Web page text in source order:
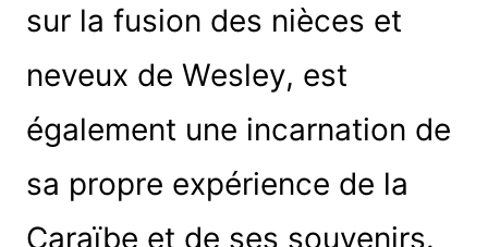
sur la fusion des nièces et
neveux de Wesley, est
également une incarnation de
sa propre expérience de la
Caraïbe et de ses souvenirs.